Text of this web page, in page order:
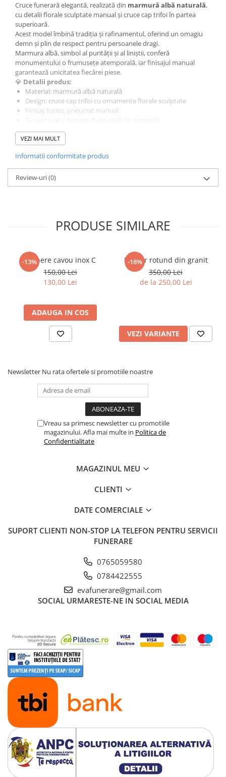
Cruce funerară elegantă, realizată din marmură albă naturală,
cu detalii florale sculptate manual și cruce cap trifoi în partea
superioară.
Acest model îmbină tradiția și rafinamentul, oferind un omagiu
demn și plin de respect pentru persoanele dragi.
Marmura albă, simbol al purității și al liniștii, conferă
monumentului o frumusețe atemporală, iar finisajul manual
garantează unicitatea fiecărei piese.
💎 Detalii produs:
Material: marmură albă naturală
Design: cruce cap trifoi cu ornamente florale sculptate
Finisaj: lucios, prelucrat manual
💳Avantaje:
Plată în 6 rate fără dobândă
profesional
Livrare rapidăîn București, Ilfov și în toată țara
📞Comenzi și informații:
Telefon:0765.059.580
VEZI MAI MULT
Informatii conformitate produs
Review-uri(0)
PRODUSE SIMILARE
-13%
Manere cavou inox C
150,00 Lei
130,00 Lei
ADAUGA IN COS
-18%
Felinar rotund din granit
350,00 Lei
de la 250,00 Lei
VEZI VARIANTE
Newsletter Nu rata ofertele si promotiile noastre
Vreau sa primesc newsletter cu promotiile
magazinului. Afla mai multe in Politica de
Confidentialitate
MAGAZINUL MEU
CLIENTI
DATE COMERCIALE
SUPORT CLIENTI NON-STOP LA TELEFON PENTRU SERVICII
FUNERARE
0765059580
0784422555
evafunerare@gmail.com
SOCIAL URMARESTE-NE IN SOCIAL MEDIA